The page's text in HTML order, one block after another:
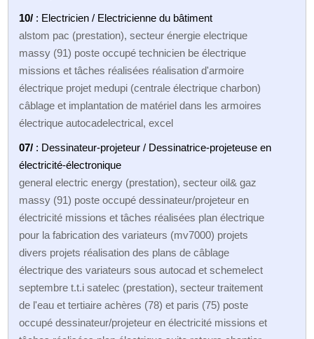
10/ : Electricien / Electricienne du bâtiment
alstom pac (prestation), secteur énergie electrique
massy (91) poste occupé technicien be électrique
missions et tâches réalisées réalisation d'armoire
électrique projet medupi (centrale électrique charbon)
câblage et implantation de matériel dans les armoires
électrique autocadelectrical, excel
07/ : Dessinateur-projeteur / Dessinatrice-projeteuse en
électricité-électronique
general electric energy (prestation), secteur oil& gaz
massy (91) poste occupé dessinateur/projeteur en
électricité missions et tâches réalisées plan électrique
pour la fabrication des variateurs (mv7000) projets
divers projets réalisation des plans de câblage
électrique des variateurs sous autocad et schemelect
septembre t.t.i satelec (prestation), secteur traitement
de l'eau et tertiaire achères (78) et paris (75) poste
occupé dessinateur/projeteur en électricité missions et